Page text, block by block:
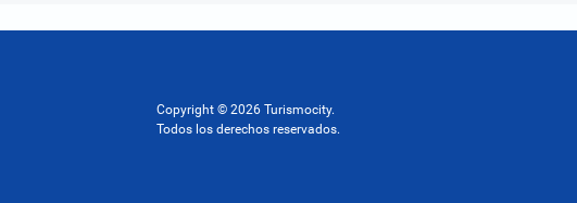
Copyright © 2026 Turismocity.
Todos los derechos reservados.